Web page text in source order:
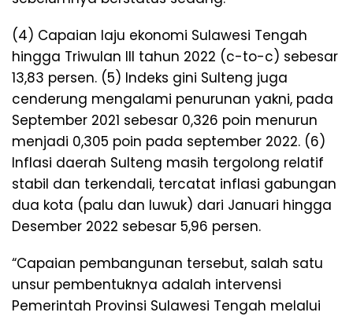
(4) Capaian laju ekonomi Sulawesi Tengah
hingga Triwulan III tahun 2022 (c-to-c) sebesar
13,83 persen. (5) Indeks gini Sulteng juga
cenderung mengalami penurunan yakni, pada
September 2021 sebesar 0,326 poin menurun
menjadi 0,305 poin pada september 2022. (6)
Inflasi daerah Sulteng masih tergolong relatif
stabil dan terkendali, tercatat inflasi gabungan
dua kota (palu dan luwuk) dari Januari hingga
Desember 2022 sebesar 5,96 persen.
“Capaian pembangunan tersebut, salah satu
unsur pembentuknya adalah intervensi
Pemerintah Provinsi Sulawesi Tengah melalui